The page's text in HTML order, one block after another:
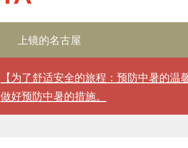
上镜的名古屋
【为了舒适安全的旅程：预防中暑的
做好预防中暑的措施。